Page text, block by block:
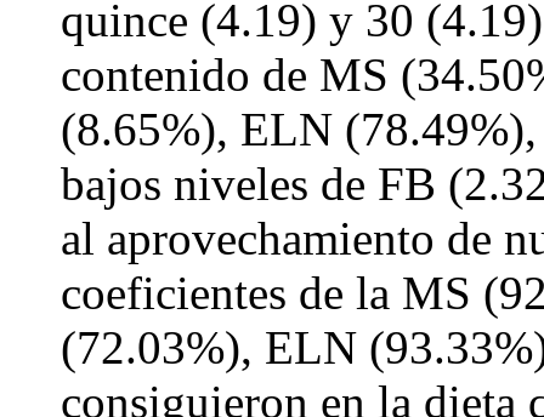
quince (4.19) y 30
contenido de MS
(8.65%), ELN
bajos niveles de FB
al aprovechamiento de
coeficientes de la MS
(72.03%), ELN
consiguieron en la dieta